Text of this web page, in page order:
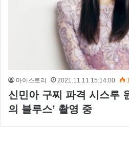
마이스토리 2021.11.11 15:14:00
신민아 구찌 파격 시스루
의 블루스’ 촬영 중